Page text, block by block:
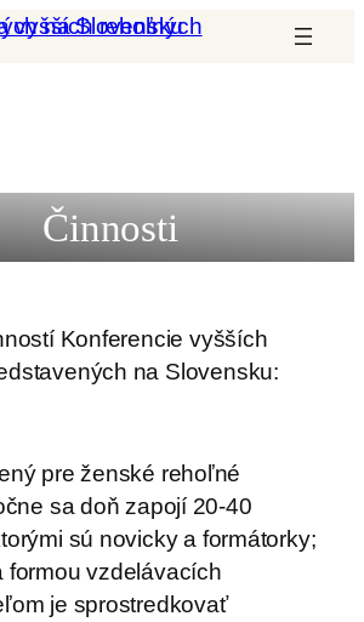
Činnosti
Konferencie vyšších
na Slovensku:
pre ženské rehoľné
sa doň zapojí 20-40
sú novicky a formátorky;
formou vzdelávacích
je sprostredkovať